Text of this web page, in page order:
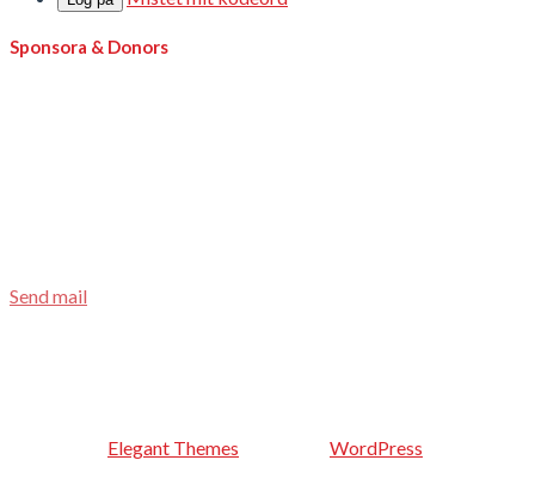
Sponsora & Donors
Send mail
Elegant Themes WordPress